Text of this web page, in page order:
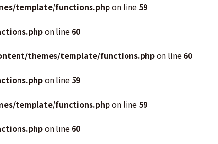
template/functions.phpon line 59
on line 60
themes/template/functions.phpon line 60
on line 59
template/functions.phpon line 59
on line 60